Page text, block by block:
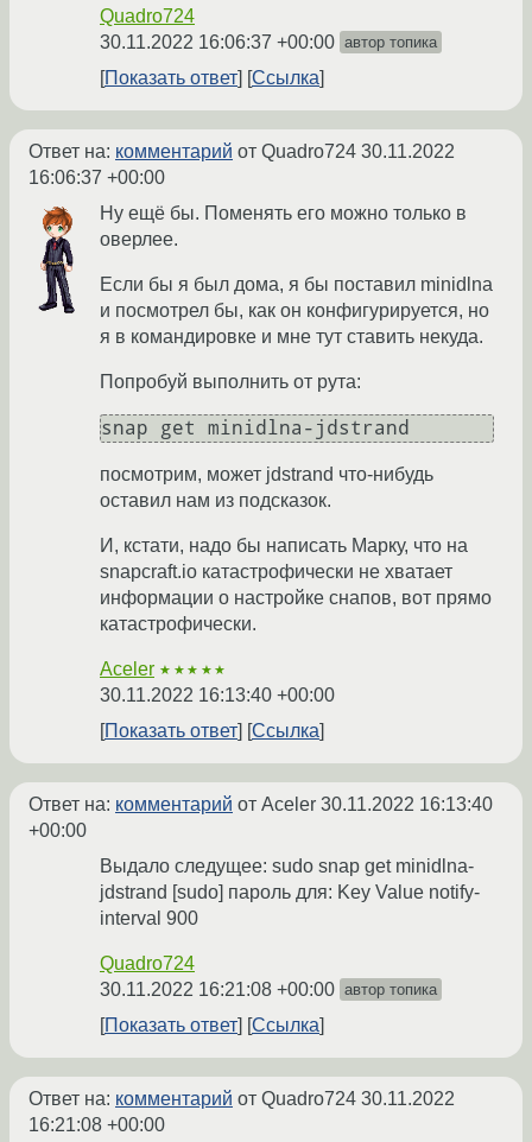
Quadro724
30.11.2022 16:06:37 +00:00 автор топика
Показать ответ Ссылка
Ответ на: комментарий от Quadro724 30.11.2022
16:06:37 +00:00
Ну ещё бы. Поменять его можно только в
оверлее.
Если бы я был дома, я бы поставил minidlna
и посмотрел бы, как он конфигурируется, но
я в командировке и мне тут ставить некуда.
Попробуй выполнить от рута:
посмотрим, может jdstrand что-нибудь
оставил нам из подсказок.
И, кстати, надо бы написать Марку, что на
snapcraft.io катастрофически не хватает
информации о настройке снапов, вот прямо
катастрофически.
Aceler ★★★★★
30.11.2022 16:13:40 +00:00
Показать ответ
Ссылка
Ответ на: комментарий от Aceler 30.11.2022 16:13:40
+00:00
Выдало следущее: sudo snap get minidlna-
jdstrand [sudo] пароль для: Key Value notify-
interval 900
Quadro724
30.11.2022 16:21:08 +00:00 автор топика
Показать ответ Ссылка
Ответ на: комментарий от Quadro724 30.11.2022
16:21:08 +00:00